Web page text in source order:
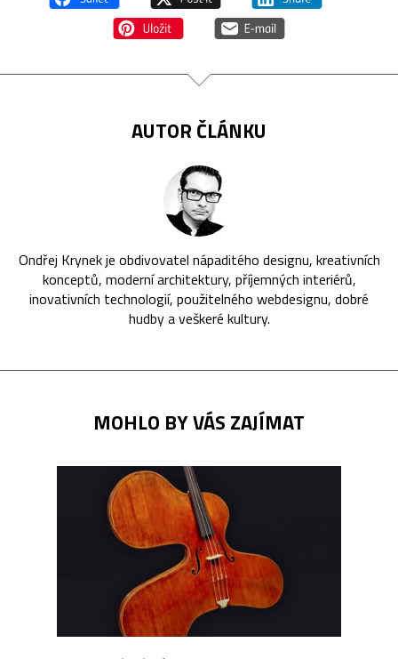
AUTOR ČLÁNKU
Ondřej Krynek je obdivovatel nápaditého designu, kreativních
konceptů, moderní architektury, příjemných interiérů,
inovativních technologií, použitelného webdesignu, dobré
hudby a veškeré kultury.
MOHLO BY VÁS ZAJÍMAT